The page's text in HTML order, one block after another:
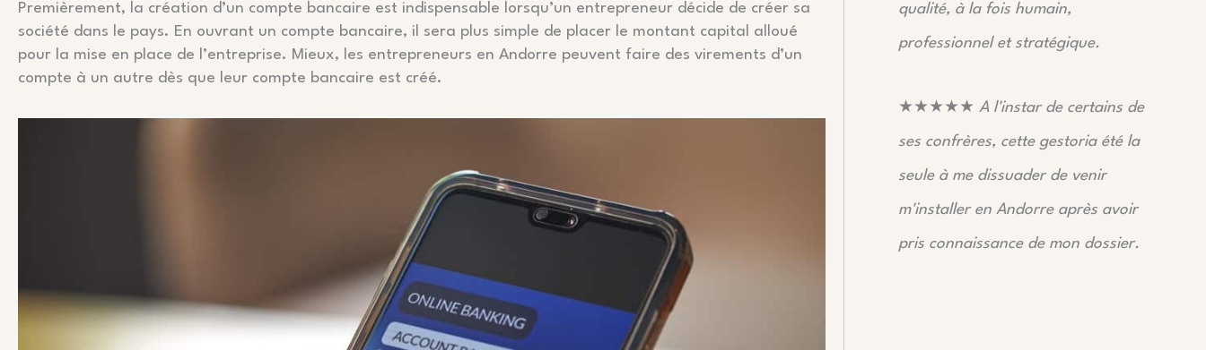
Premièrement, la création d’un compte bancaire est indispensable lorsqu’un entrepreneur décide de créer sa
société dans le pays. En ouvrant un compte bancaire, il sera plus simple de placer le montant capital alloué
pour la mise en place de l’entreprise. Mieux, les entrepreneurs en Andorre peuvent faire des virements d’un
compte à un autre dès que leur compte bancaire est créé.
qualité, à la fois humain,
professionnel et stratégique.
★★★★★ A l'instar de certains de
ses confrères, cette gestoria été la
seule à me dissuader de venir
m'installer en Andorre après avoir
pris connaissance de mon dossier.